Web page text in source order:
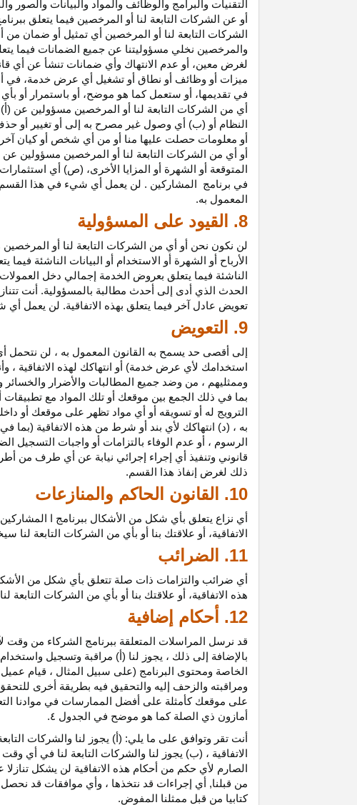
التقنيات والبرامج والوظائف والمواد والبيانات
أو عن الشركات التابعة لنا أو المرخصين فيما يتعلق
الشركات التابعة لنا أو المرخصين أي تمثيل أو ضمان من
والمرخصين نخلي مسؤوليتنا عن جميع الضمانات فيما
لغرض معين، أو عدم الانتهاك وأي ضمانات تنشأ عن أي
ميزات أو وظائف أو نطاق أو تشغيل أي عرض خدمة، في
في تقديمها، أو ستعمل كما هو موضح، أو باستمرار أو
أي من الشركات التابعة لنا أو المرخصين مسؤولين عن
النظام أو (ب) أي وصول غير مصرح به إلى أو تغيير أو
أو معلومات حصلت عليها منا أو من أي شخص أو كيان
أو أي من الشركات التابعة لنا أو المرخصين مسؤولين
المتوقعة أو الشهرة أو المزايا
الأخرى، (ص) أي استثمارات
في برنامج المشاركين . لن يعمل أي شيء في هذا القسم
المعمول به.
8. القيود على المسؤولية
لن نكون نحن أو أي من الشركات التابعة لنا أو
الأرباح أو الشهرة أو الاستخدام أو البيانات الناشئة
الناشئة فيما يتعلق بعروض الخدمة إجمالي دخل
الحدث الذي أدى إلى أحدث مطالبة بالمسؤولية. أنت
تعويض عادل آخر فيما يتعلق بهذه الاتفاقية. لن يعمل
9. التعويض
إلى أقصى حد يسمح به القانون المعمول به ، لن
استخدامك لأي عرض خدمة) أو انتهاكك لهذه الاتفاقية ،
وممثليهم ، من وضد جميع المطالبات والأضرار والخسائر
بما في ذلك الجمع بين موقعك أو تلك المواد مع تطبيقات
الترويج له أو تسويقه أو أي مواد تظهر على موقعك أو
به ، (د) انتهاكك لأي بند أو شرط من هذه الاتفاقية
الرسوم ، أو عدم الوفاء بالتزامات أو واجبات التسجيل
قانوني وتنفيذ أي إجراء إجرائي نيابة عن أي طرف من
ذلك لغرض إنفاذ هذا القسم.
10. القانون الحاكم والمنازعات
أي نزاع يتعلق بأي شكل من الأشكال ببرنامج ا
الاتفاقية، أو علاقتك بنا أو بأي من الشركات التابعة
11. الضرائب
أي ضرائب والتزامات ذات صلة تتعلق بأي شكل من
هذه الاتفاقية، أو علاقتك بنا أو بأي من الشركات التابعة
12. أحكام إضافية
قد نرسل المراسلات المتعلقة ببرنامج الشركاء من وقت
بالإضافة إلى ذلك ، يجوز لنا (أ) مراقبة وتسجيل
الخاصة ومحتوى البرنامج (على سبيل المثال ، قيام
ومراقبته والزحف إليه والتحقيق فيه بطريقة أخرى
على موقعك كأمثلة على أفضل الممارسات في موادنا
أمازون ذي الصلة كما هو موضح في الجدول ٤.
أنت تقر وتوافق على ما يلي: (أ) يجوز لنا والشركات
الاتفاقية ، (ب) يجوز لنا والشركات التابعة لنا في
الصارم لأي حكم من أحكام هذه الاتفاقية لن يشكل
من قبلنا, أي إجراءات قد نتخذها ، وأي موافقات قد نحصل
كتابيا من قبل ممثلنا المفوض.